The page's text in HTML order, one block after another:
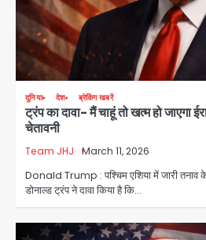
दुनिया देश ब्रेकिंग खबरें
ट्रंप का दावा- मैं चाहूं तो खत्म हो जाएगा
चेतावनी
Team JHJ March 11, 2026
Donald Trump : पश्चिम एशिया में जारी तनाव
डोनाल्ड ट्रंप ने दावा किया है कि…